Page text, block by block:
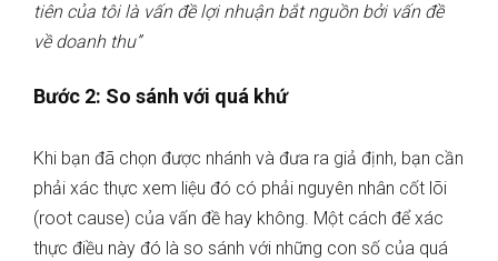
tiên của tôi là vấn đề lợi nhuận bắt nguồn bởi vấn đề
về doanh thu”
Bước 2: So sánh với quá khứ
Khi bạn đã chọn được nhánh và đưa ra giả định, bạn cần
phải xác thực xem liệu đó có phải nguyên nhân cốt lõi
(root cause) của vấn đề hay không. Một cách để xác
thực điều này đó là so sánh với những con số của quá